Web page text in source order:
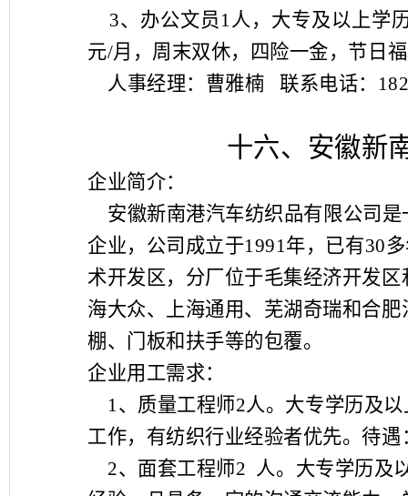
3、办公文员 1人，大专及以上学
元/月，周末双休，四险一金，节日
人事经理：曹雅楠
联系电话：
十六、安徽新
企业简介：
安徽新南港汽车纺织品有限公司
企业，公司成立于1991年，已有30
术开发区，分厂位于毛集经济开发
海大众、上海通用、芜湖奇瑞和合
棚、门板和扶手等的包覆。
企业用工需求：
1、质量工程师2人。大专学历及
工作，有纺织行业经验者优先。待遇
2、面套工程师2 人。大专学历及